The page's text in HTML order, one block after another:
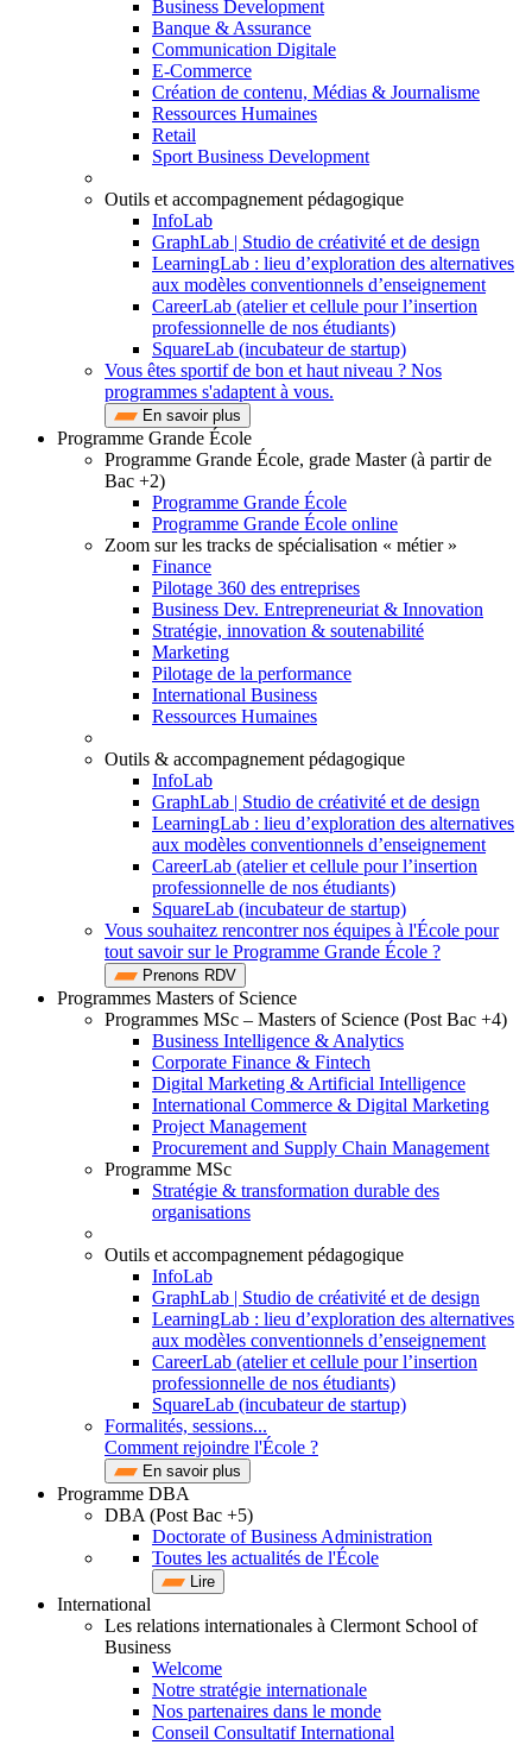
Business Development
Banque & Assurance
Communication Digitale
E-Commerce
Création de contenu, Médias & Journalisme
Ressources Humaines
Retail
Sport Business Development
Outils et accompagnement pédagogique
InfoLab
GraphLab | Studio de créativité et de design
LearningLab : lieu d’exploration des alternatives
aux modèles conventionnels d’enseignement
CareerLab (atelier et cellule pour l’insertion
professionnelle de nos étudiants)
SquareLab (incubateur de startup)
Vous êtes sportif de bon et haut niveau ? Nos
programmes s'adaptent à vous.
En savoir plus
Programme Grande École
Programme Grande École, grade Master (à partir de
Bac +2)
Programme Grande École
Programme Grande École online
Zoom sur les tracks de spécialisation « métier »
Finance
Pilotage 360 des entreprises
Business Dev. Entrepreneuriat & Innovation
Stratégie, innovation & soutenabilité
Marketing
Pilotage de la performance
International Business
Ressources Humaines
Outils & accompagnement pédagogique
InfoLab
GraphLab | Studio de créativité et de design
LearningLab : lieu d’exploration des alternatives
aux modèles conventionnels d’enseignement
CareerLab (atelier et cellule pour l’insertion
professionnelle de nos étudiants)
SquareLab (incubateur de startup)
Vous souhaitez rencontrer nos équipes à l'École pour
tout savoir sur le Programme Grande École ?
Prenons RDV
Programmes Masters of Science
Programmes MSc – Masters of Science (Post Bac +4)
Business Intelligence & Analytics
Corporate Finance & Fintech
Digital Marketing & Artificial Intelligence
International Commerce & Digital Marketing
Project Management
Procurement and Supply Chain Management
Programme MSc
Stratégie & transformation durable des
organisations
Outils et accompagnement pédagogique
InfoLab
GraphLab | Studio de créativité et de design
LearningLab : lieu d’exploration des alternatives
aux modèles conventionnels d’enseignement
CareerLab (atelier et cellule pour l’insertion
professionnelle de nos étudiants)
SquareLab (incubateur de startup)
Formalités, sessions...
Comment rejoindre l'École ?
En savoir plus
Programme DBA
DBA (Post Bac +5)
Doctorate of Business Administration
Toutes les actualités de l'École
Lire
International
Les relations internationales à Clermont School of
Business
Welcome
Notre stratégie internationale
Nos partenaires dans le monde
Conseil Consultatif International